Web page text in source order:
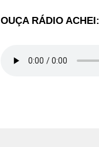
OUÇA RÁDIO ACHEI: